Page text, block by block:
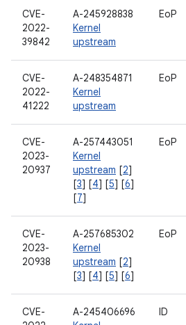
CVE-
2022-
39842
A-245928838
Kernel
upstream
EoP
CVE-
2022-
41222
A-248354871
Kernel
upstream
EoP
CVE-
2023-
20937
A-257443051
Kernel
upstream [2]
[3] [4] [5] [6]
[7]
EoP
CVE-
2023-
20938
A-257685302
Kernel
upstream [2]
[3] [4] [5] [6]
EoP
CVE-
A-245406696
ID